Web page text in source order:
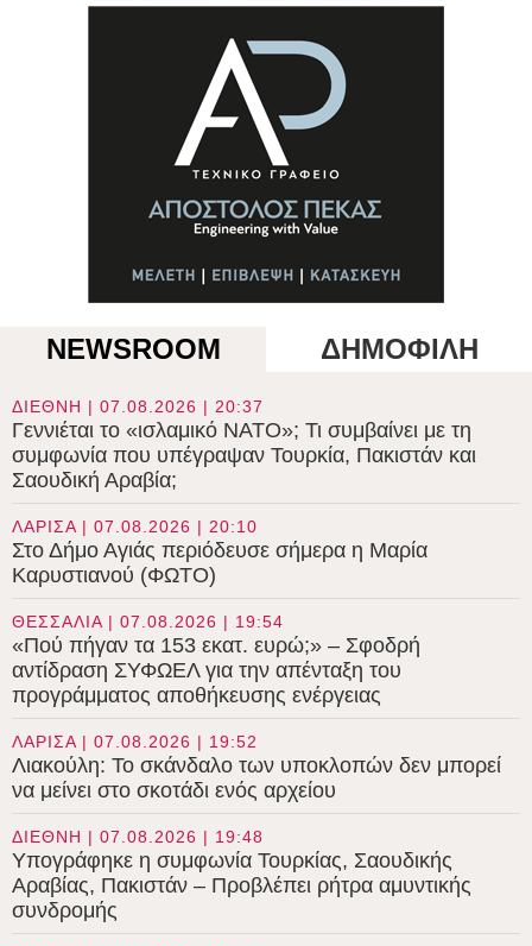
NEWSROOM ΔΗΜΟΦΙΛΗ
ΔΙΕΘΝΗ | 07.08.2026 | 20:37
Γεννιέται το «ισλαμικό ΝΑΤΟ»; Τι συμβαίνει με τη
συμφωνία που υπέγραψαν Τουρκία, Πακιστάν και
Σαουδική Αραβία;
ΛΑΡΙΣΑ | 07.08.2026 | 20:10
Στο Δήμο Αγιάς περιόδευσε σήμερα η Μαρία
Καρυστιανού (ΦΩΤΟ)
ΘΕΣΣΑΛΙΑ | 07.08.2026 | 19:54
«Πού πήγαν τα 153 εκατ. ευρώ;» – Σφοδρή
αντίδραση ΣΥΦΩΕΛ για την απένταξη του
προγράμματος αποθήκευσης ενέργειας
ΛΑΡΙΣΑ | 07.08.2026 | 19:52
Λιακούλη: Το σκάνδαλο των υποκλοπών δεν μπορεί
να μείνει στο σκοτάδι ενός αρχείου
ΔΙΕΘΝΗ | 07.08.2026 | 19:48
Υπογράφηκε η συμφωνία Τουρκίας, Σαουδικής
Αραβίας, Πακιστάν – Προβλέπει ρήτρα αμυντικής
συνδρομής